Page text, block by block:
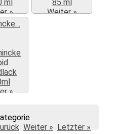
»
Weiter »
»
Weiter » Letzter »